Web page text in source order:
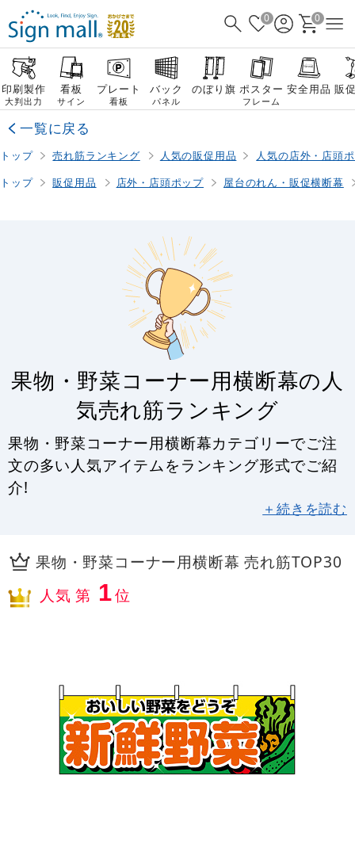
0 0
印刷製作
大判出力
看板
サイン
プレート
看板
バック
パネル
のぼり旗 ポスター
フレーム
安全用品 販
一覧に戻る
トップ 売れ筋ランキング 人気の販促用品
人気の店外・店頭
トップ
販促用品 店外・店頭ポップ 屋台のれん・販促横断幕
果物・野菜コーナー用横断幕の人
気売れ筋ランキング
果物・野菜コーナー用横断幕カテゴリーでご注
文の多い人気アイテムをランキング形式でご紹
介!
＋続きを読む
果物・野菜コーナー用横断幕 売れ筋TOP30
人気 第 1位